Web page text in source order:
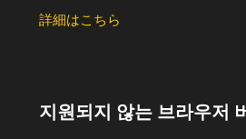
詳細はこちら
지원되지 않는 브라우저